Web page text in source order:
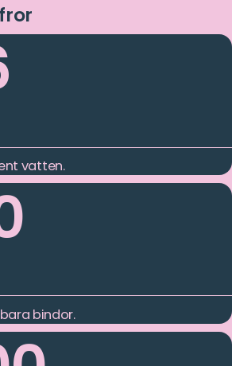
vatten.
bindor.